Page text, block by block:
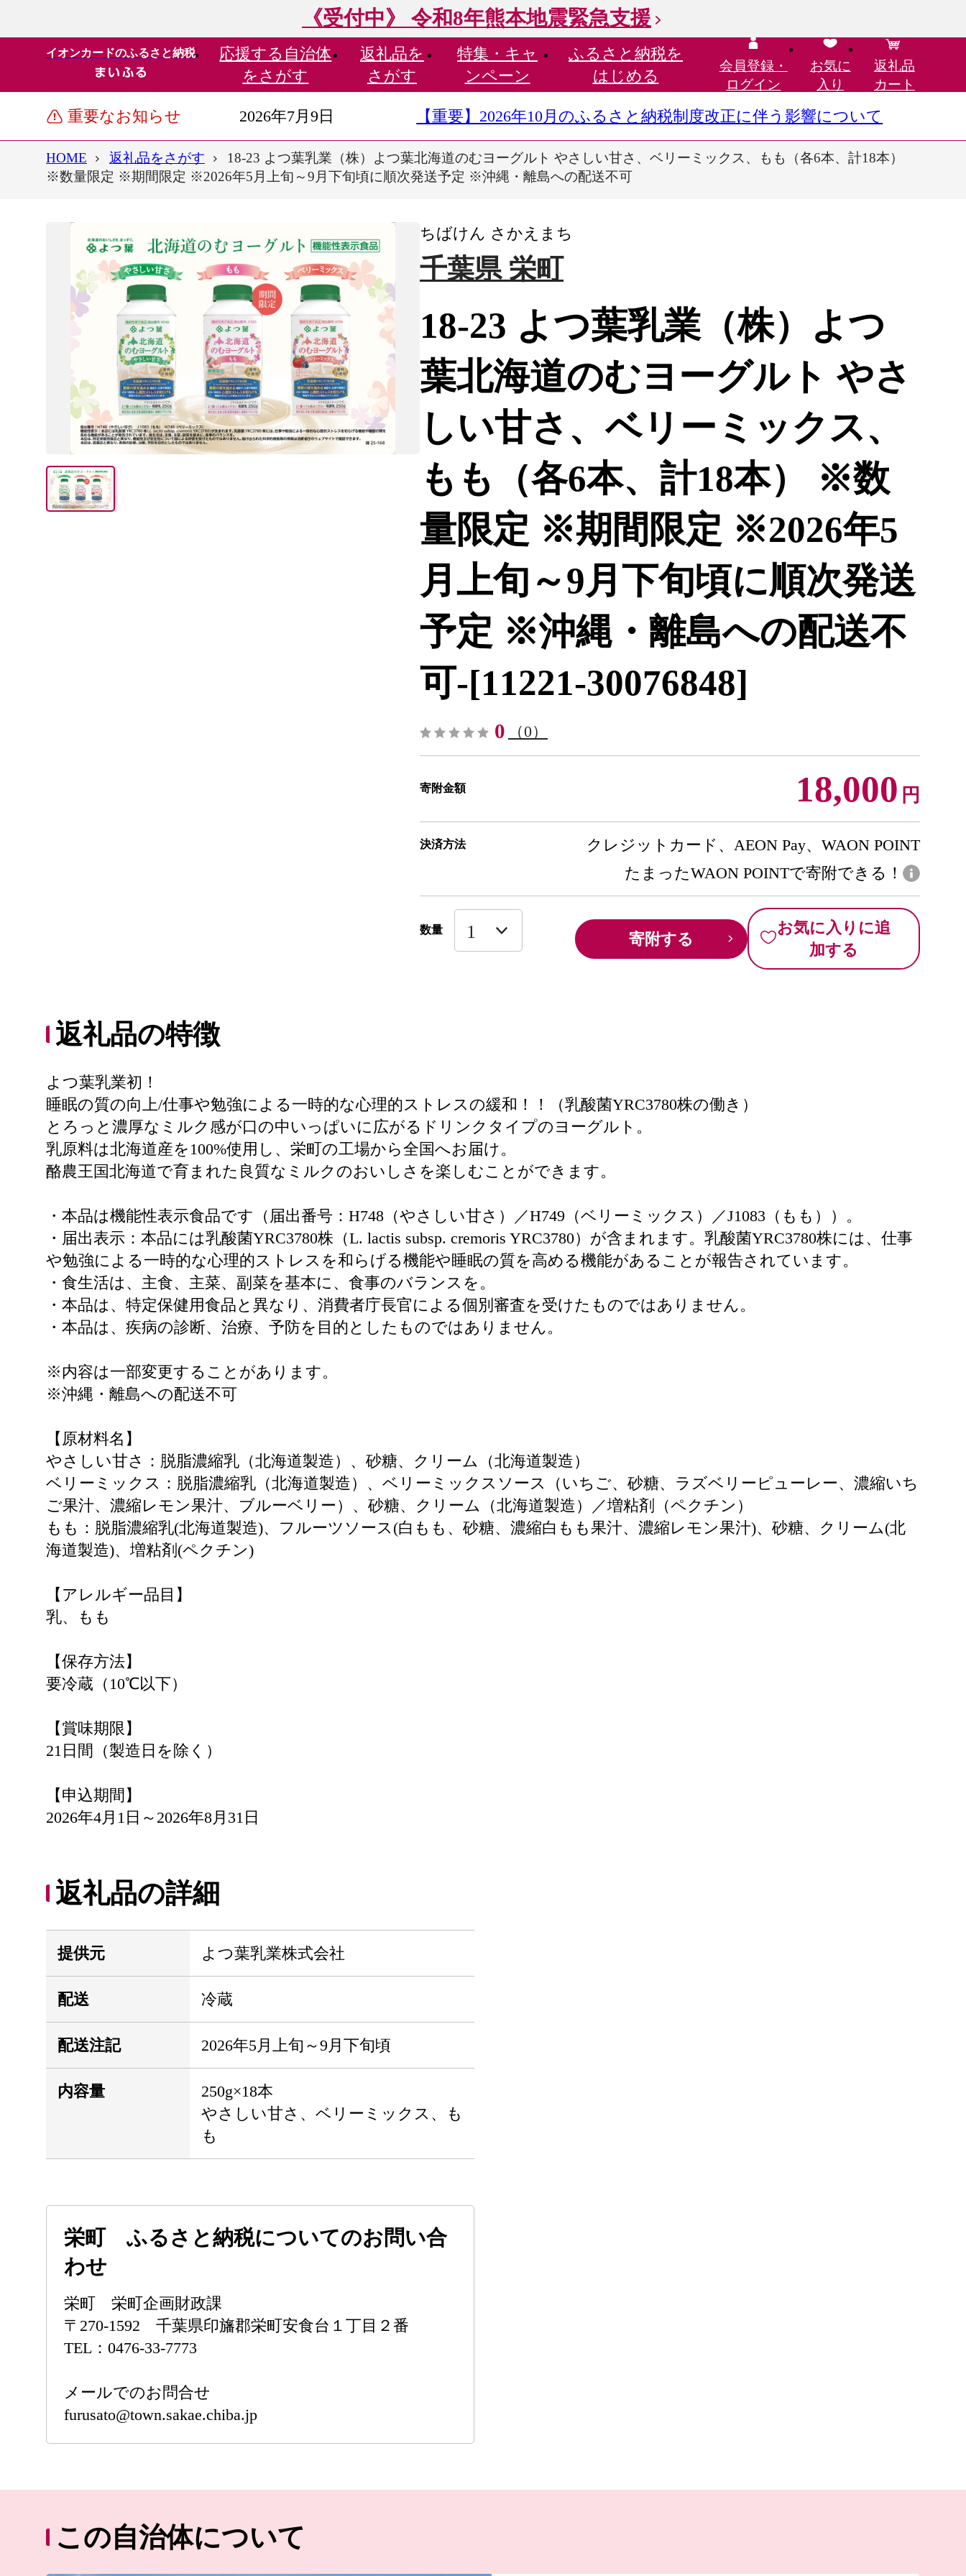
《受付中》 令和8年熊本地震緊急支援
イオンカードのふるさと納税 応援する 自治体
をさがす
返礼品を
さがす
特集・ キャ
ンペーン
ふるさと納税を
はじめる
会員登録・
ログイン
お気に
入り
返礼品
カート
重要なお知らせ 2026年7月9日 【重要】2026年10月のふるさと納税制度改正に伴う影響について
HOME 返礼品をさがす
18-23 よつ葉乳業（株）よつ葉北海道のむヨーグルト やさしい甘さ、ベリーミックス、もも（各6本、計18本）
※数量限定 ※期間限定 ※2026年5月上旬～9月下旬頃に順次発送予定 ※沖縄・離島への配送不可
ちばけん さかえまち
千葉県 栄町
18-23 よつ葉乳業（株）よつ
葉北海道のむヨーグルト やさ
しい甘さ、ベリーミックス、
もも（各6本、計18本） ※数
量限定 ※期間限定 ※2026年5
月上旬～9月下旬頃に順次発送
予定 ※沖縄・離島への配送不
可-[11221-30076848]
0 （0）
寄附金額 18,000 円
決済方法
クレジットカード、AEON Pay、WAON POINT
たまったWAON POINTで寄附できる！
数量 寄附する
お気に入りに追
加する
返礼品の特徴
よつ葉乳業初！
睡眠の質の向上/仕事や勉強による一時的な心理的ストレスの緩和！！（乳酸菌YRC3780株の働き）
とろっと濃厚なミルク感が口の中いっぱいに広がるドリンクタイプのヨーグルト。
乳原料は北海道産を100%使用し、栄町の工場から全国へお届け。
酪農王国北海道で育まれた良質なミルクのおいしさを楽しむことができます。
・本品は機能性表示食品です（届出番号：H748（やさしい甘さ）／H749（ベリーミックス）／J1083（もも））。
・届出表示：本品には乳酸菌YRC3780株（L. lactis subsp. cremoris YRC3780）が含まれます。乳酸菌YRC3780株には、仕事
や勉強による一時的な心理的ストレスを和らげる機能や睡眠の質を高める機能があることが報告されています。
・食生活は、主食、主菜、副菜を基本に、食事のバランスを。
・本品は、特定保健用食品と異なり、消費者庁長官による個別審査を受けたものではありません。
・本品は、疾病の診断、治療、予防を目的としたものではありません。
※内容は一部変更することがあります。
※沖縄・離島への配送不可
【原材料名】
やさしい甘さ：脱脂濃縮乳（北海道製造）、砂糖、クリーム（北海道製造）
ベリーミックス：脱脂濃縮乳（北海道製造）、ベリーミックスソース（いちご、砂糖、ラズベリーピューレー、濃縮いち
ご果汁、濃縮レモン果汁、ブルーベリー）、砂糖、クリーム（北海道製造）／増粘剤（ペクチン）
もも：脱脂濃縮乳(北海道製造)、フルーツソース(白もも、砂糖、濃縮白もも果汁、濃縮レモン果汁)、砂糖、クリーム(北
海道製造)、増粘剤(ペクチン)
【アレルギー品目】
乳、もも
【保存方法】
要冷蔵（10℃以下）
【賞味期限】
21日間（製造日を除く）
【申込期間】
2026年4月1日～2026年8月31日
返礼品の詳細
提供元 よつ葉乳業株式会社
配送 冷蔵
配送注記 2026年5月上旬～9月下旬頃
内容量
250g×18本
やさしい甘さ、ベリーミックス、も
も
栄町 ふるさと納税についてのお問い合
わせ
栄町 栄町企画財政課
〒270-1592 千葉県印旛郡栄町安食台１丁目２番
TEL：0476-33-7773
メールでのお問合せ
furusato@town.sakae.chiba.jp
この自治体について